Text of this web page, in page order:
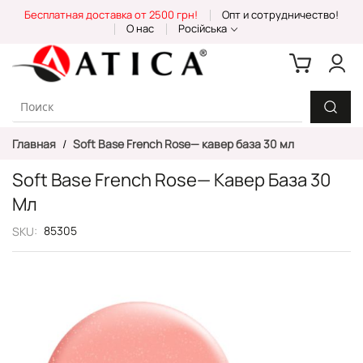
Content
Бесплатная доставка от 2500 грн!
Опт и сотрудничество!
О нас
Російська
Главная Soft Base French Rose— кавер база 30 мл
Soft Base French Rose— Кавер База 30
Мл
SKU 85305
галереям